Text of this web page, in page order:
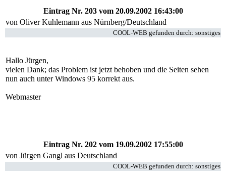
Eintrag Nr. 203vom 20.09.2002 16:43:00
von Oliver Kuhlemann aus Nürnberg/Deutschland
COOL-WEB gefunden durch: sonstiges
Hallo Jürgen,
vielen Dank; das Problem ist jetzt behoben und die Seiten sehen
nun auch unter Windows 95 korrekt aus.
Webmaster
Eintrag Nr. 202vom 19.09.2002 17:55:00
von Jürgen Gangl aus Deutschland
COOL-WEB gefunden durch: sonstiges